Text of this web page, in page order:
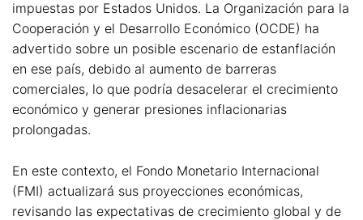
impuestas por Estados Unidos. La Organización para la
Cooperación y el Desarrollo Económico (OCDE) ha
advertido sobre un posible escenario de estanflación
en ese país, debido al aumento de barreras
comerciales, lo que podría desacelerar el crecimiento
económico y generar presiones inflacionarias
prolongadas.
En este contexto, el Fondo Monetario Internacional
(FMI) actualizará sus proyecciones económicas,
revisando las expectativas de crecimiento global y de